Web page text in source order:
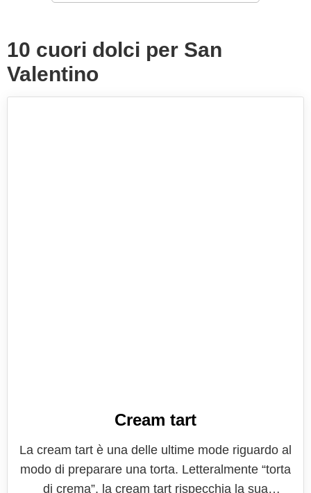
10 cuori dolci per San
Valentino
Cream tart
La cream tart è una delle ultime mode riguardo al
modo di preparare una torta. Letteralmente “torta
di crema”, la cream tart rispecchia la sua